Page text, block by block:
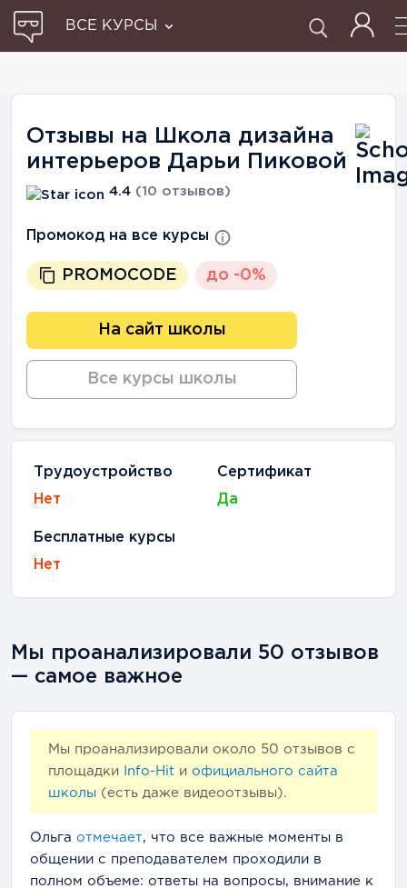
ВСЕ КУРСЫ
Отзывы на Школа дизайна
интерьеров Дарьи Пиковой
4.4 (10 отзывов)
Промокод на все курсы
PROMOCODE до -0%
На сайт школы
Все курсы школы
Трудоустройство
Нет
Сертификат
Да
Бесплатные курсы
Нет
Мы проанализировали 50 отзывов
— самое важное
Мы проанализировали около 50 отзывов с
площадки
Info-Hit и официального сайта
школы (есть даже видеоотзывы).
Ольга отмечает, что все важные моменты в
общении с преподавателем проходили в
полном объеме: ответы на вопросы, внимание к